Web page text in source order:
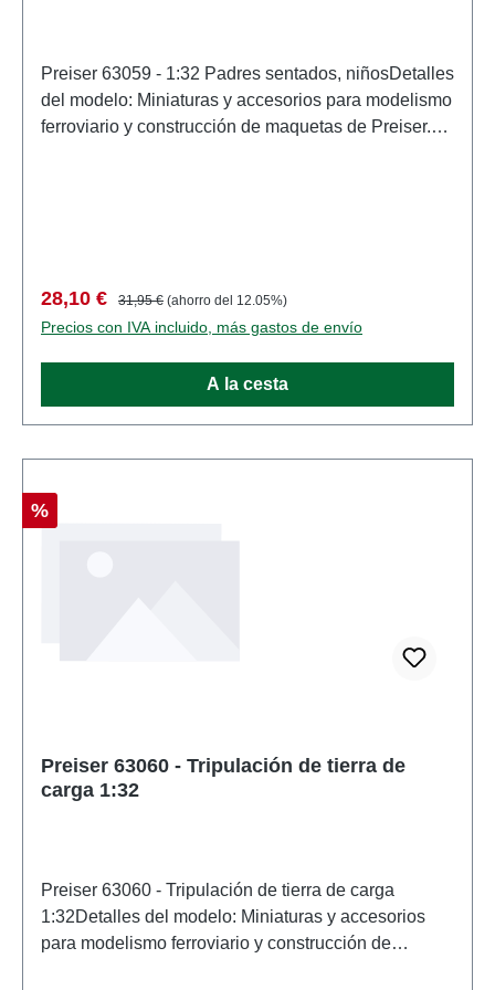
Preiser 63059 - 1:32 Padres sentados, niñosDetalles
del modelo: Miniaturas y accesorios para modelismo
ferroviario y construcción de maquetas de Preiser.
PreiserNúmero de artículo: 63059numero de piezas:
Conjunto de varias piezasEAN: 4041032630595tipo
de producto: Cifrasescala: 1:32Recomendación de
edad: A partir de 14 años
Precio de venta:
28,10 € Precio normal:
31,95 € (ahorro del 12.05%)
Precios con IVA incluido, más gastos de envío
A la cesta
Descuento
%
Preiser 63060 - Tripulación de tierra de
carga 1:32
Preiser 63060 - Tripulación de tierra de carga
1:32Detalles del modelo: Miniaturas y accesorios
para modelismo ferroviario y construcción de